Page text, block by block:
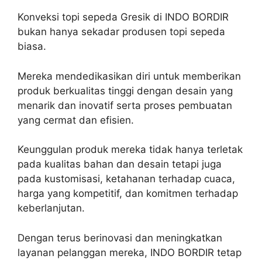
Konveksi topi sepeda Gresik di INDO BORDIR
bukan hanya sekadar produsen topi sepeda
biasa.
Mereka mendedikasikan diri untuk memberikan
produk berkualitas tinggi dengan desain yang
menarik dan inovatif serta proses pembuatan
yang cermat dan efisien.
Keunggulan produk mereka tidak hanya terletak
pada kualitas bahan dan desain tetapi juga
pada kustomisasi, ketahanan terhadap cuaca,
harga yang kompetitif, dan komitmen terhadap
keberlanjutan.
Dengan terus berinovasi dan meningkatkan
layanan pelanggan mereka, INDO BORDIR tetap